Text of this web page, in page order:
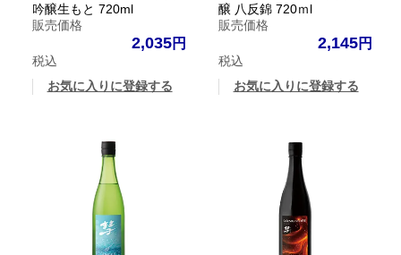
吟醸生もと 720ml
販売価格
2,035
税込
お気に入りに登録する
醸 八反錦 720ｍl
販売価格
2,145
税込
お気に入りに登録する